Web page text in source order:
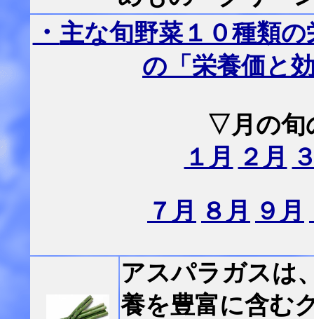
・ 主な旬野菜１０種類の
の「栄養価と
▽月の旬
１月
２月
７月 ８月 ９月
アスパラガスは
養を豊富に含む